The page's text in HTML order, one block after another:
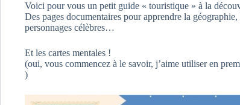
Voici pour vous un petit guide « touristique » à la
Des pages documentaires pour apprendre la
personnages célèbres…
Et les cartes mentales !
(oui, vous commencez à le savoir, j’aime utiliser en
)